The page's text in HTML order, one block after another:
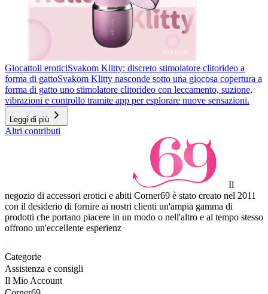
Giocattoli eroticiSvakom Klitty: discreto stimolatore clitorideo a
forma di gattoSvakom Klitty nasconde sotto una giocosa copertura a
forma di gatto uno stimolatore clitorideo con leccamento, suzione,
vibrazioni e controllo tramite app per esplorare nuove sensazioni.
Leggi di più
Altri contributi
Il
negozio di accessori erotici e abiti Corner69 è stato creato nel 2011
con il desiderio di fornire ai nostri clienti un'ampia gamma di
prodotti che portano piacere in un modo o nell'altro e al tempo stesso
offrono un'eccellente esperienz
Categorie
Assistenza e consigli
Il Mio Account